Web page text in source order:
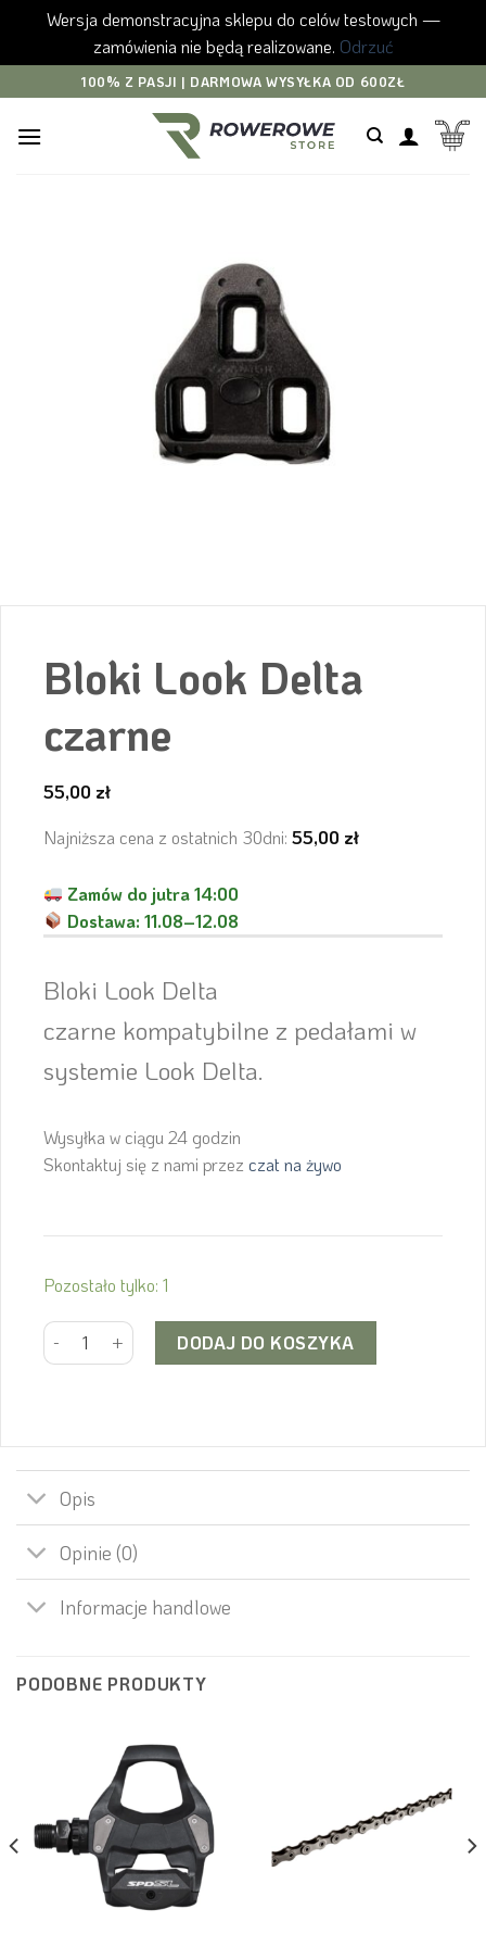
Wersja demonstracyjna sklepu do celów testowych —
zamówienia nie będą realizowane. Odrzuć
to
content
100% Z PASJI | DARMOWA WYSYŁKA OD 600ZŁ
Bloki Look Delta
czarne
55,00 zł
Najniższa cena z ostatnich 30dni: 55,00 zł
Zamów do jutra 14:00
Dostawa:11.08–12.08
Bloki Look Delta
czarne kompatybilne z pedałami w
systemie Look Delta.
Wysyłka w ciągu 24 godzin
Skontaktuj się z nami przez czat na żywo
Pozostało tylko: 1
ilość Bloki Look Delta czarneDODAJ DO KOSZYKA
Opis
Opinie (0)
Informacje handlowe
PODOBNE PRODUKTY